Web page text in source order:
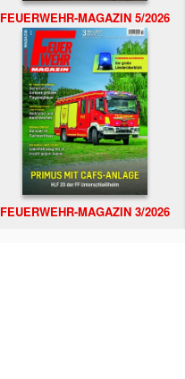
FEUERWEHR-MAGAZIN 5/2026
FEUERWEHR-MAGAZIN 3/2026